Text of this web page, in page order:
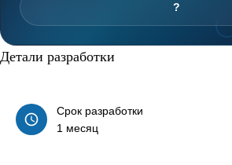
?
Детали разработки
Срок разработки
1 месяц